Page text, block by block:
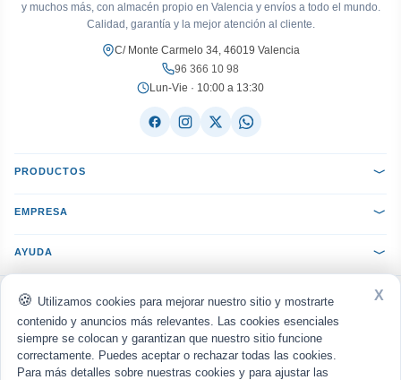
Utilizamos cookies para mejorar nuestro sitio y mostrarte
contenido y anuncios más relevantes. Las cookies esenciales
siempre se colocan y garantizan que nuestro sitio funcione
correctamente. Puedes aceptar o rechazar todas las cookies.
Para más detalles sobre nuestras cookies y para ajustar las
X
y muchos más, con almacén propio en Valencia y envíos a todo el mundo.
Calidad, garantía y la mejor atención al cliente.
C/ Monte Carmelo 34, 46019 Valencia
96 366 10 98
Lun-Vie · 10:00 a 13:30
PRODUCTOS
EMPRESA
AYUDA
ACEPTAMOS: VISA Mastercard PayPal Bizum
seQura
Transferencia
Reembolso
ENVIAMOS CON:
MRW Nacex Correos UPS
Política de privacidad ·Aviso legal · Cookies